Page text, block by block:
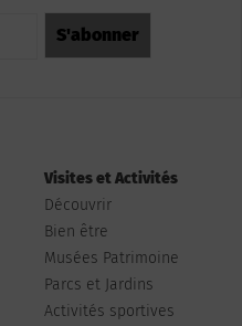
Visites et Activités
Découvrir
Bien être
Musées Patrimoine
Parcs et Jardins
Activités sportives